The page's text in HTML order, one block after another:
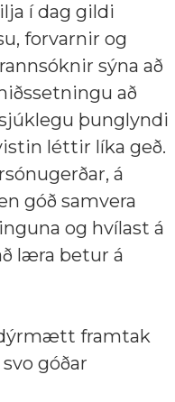
í dag gildi
forvarnir og
sýna að
að
þunglyndi
léttir líka geð.
á
góð samvera
og hvílast á
læra betur á
dýrmætt framtak
góðar